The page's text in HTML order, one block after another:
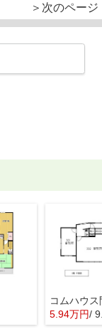
＞次のページ
5.94万円/